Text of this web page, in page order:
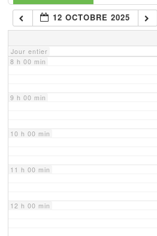
12 OCTOBRE 2025
Jour entier
7 h 00 min
8 h 00 min
9 h 00 min
10 h 00 min
11 h 00 min
12 h 00 min